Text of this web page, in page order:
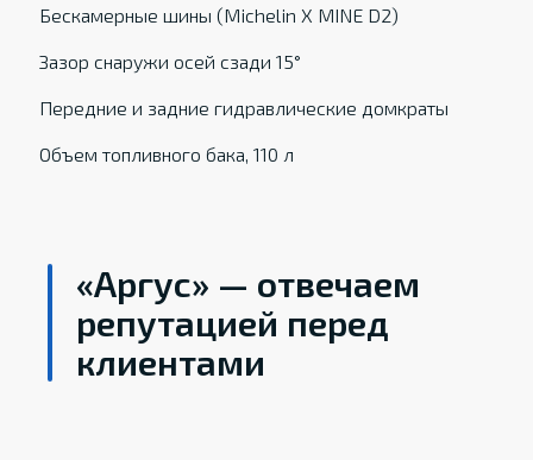
Бескамерные шины (Michelin X MINE D2)
Зазор снаружи осей сзади 15°
Передние и задние гидравлические домкраты
Объем топливного бака, 110 л
«Аргус» — отвечаем
репутацией перед
клиентами